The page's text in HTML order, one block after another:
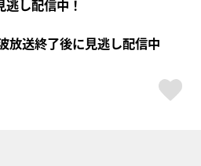
し配信中！
放送終了後に見逃し配信中